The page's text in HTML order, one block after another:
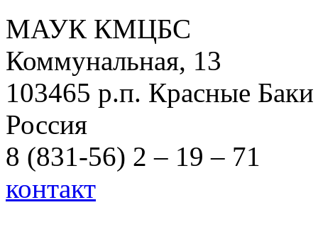
МАУК КМЦБС
Коммунальная, 13
103465 р.п. Красные Баки
Россия
8 (831-56) 2 – 19 – 71
контакт